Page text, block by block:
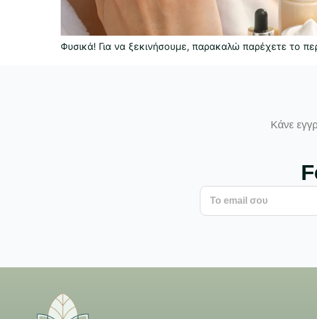
Φυσικά! Για να ξεκινήσουμε, παρακαλώ παρέχετε το
Κάνε